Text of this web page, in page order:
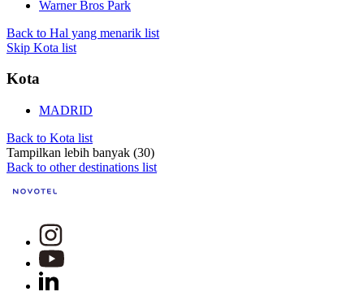
Warner Bros Park
Back to Hal yang menarik list
Skip Kota list
Kota
MADRID
Back to Kota list
Tampilkan lebih banyak (30)
Back to other destinations list